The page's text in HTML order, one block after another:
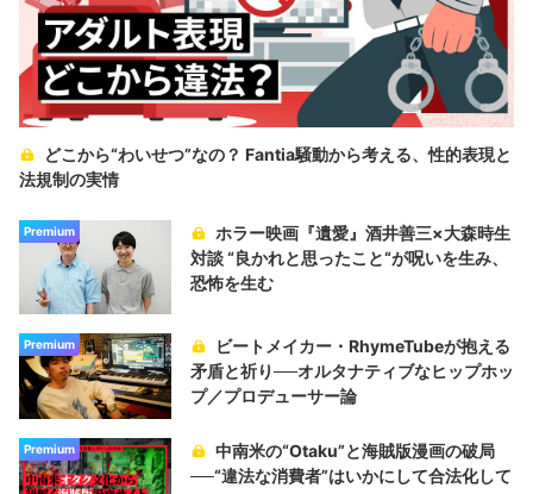
どこから“わいせつ”なの？ Fantia騒動から考える、性的表現と
法規制の実情
Premium
ホラー映画『遺愛』酒井善三×大森時生
対談 “良かれと思ったこと“が呪いを生み、
恐怖を生む
Premium
ビートメイカー・RhymeTubeが抱える
矛盾と祈り──オルタナティブなヒップホッ
プ／プロデューサー論
Premium
中南米の“Otaku”と海賊版漫画の破局
──“違法な消費者”はいかにして合法化して